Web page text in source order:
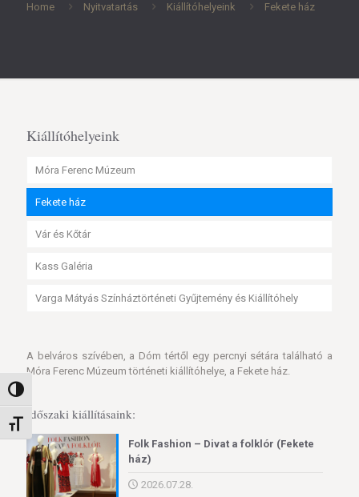
Nagy kontraszt váltása
Betűméret váltása
Home Nyitvatartás Kiállítóhelyeink Fekete ház
Kiállítóhelyeink
Móra Ferenc Múzeum
Fekete ház
Vár és Kőtár
Kass Galéria
Varga Mátyás Színháztörténeti Gyűjtemény és Kiállítóhely
A belváros szívében, a Dóm tértől egy percnyi sétára található a
Móra Ferenc Múzeum történeti kiállítóhelye, a Fekete ház.
Időszaki kiállításaink:
Folk Fashion – Divat a folklór (Fekete
ház)
2026.07.28.